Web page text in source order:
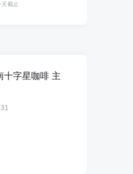
天截止
十字星咖啡 主